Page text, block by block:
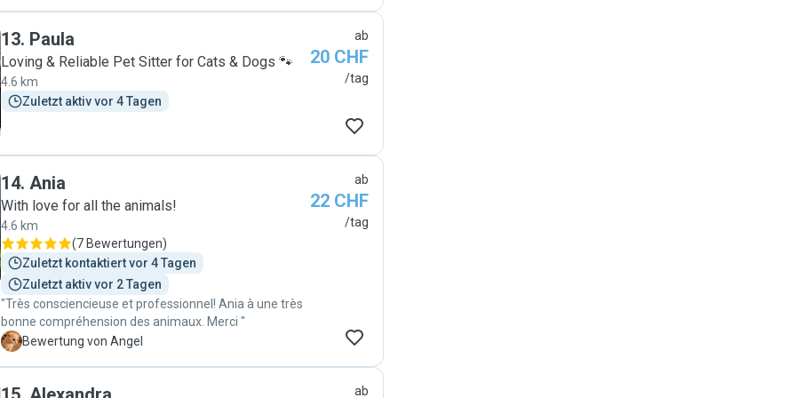
13. Paula
Loving & Reliable Pet Sitter for Cats & Dogs 🐾
4.6 km
Zuletzt aktiv vor 4 Tagen
ab
20 CHF
/tag
14. Ania
With love for all the animals!
4.6 km
(7 Bewertungen)
Zuletzt kontaktiert vor 4 Tagen
Zuletzt aktiv vor 2 Tagen
"Très consciencieuse et professionnel! Ania à une très
bonne compréhension des animaux. Merci "
A Bewertung von Angel
ab
22 CHF
/tag
ab